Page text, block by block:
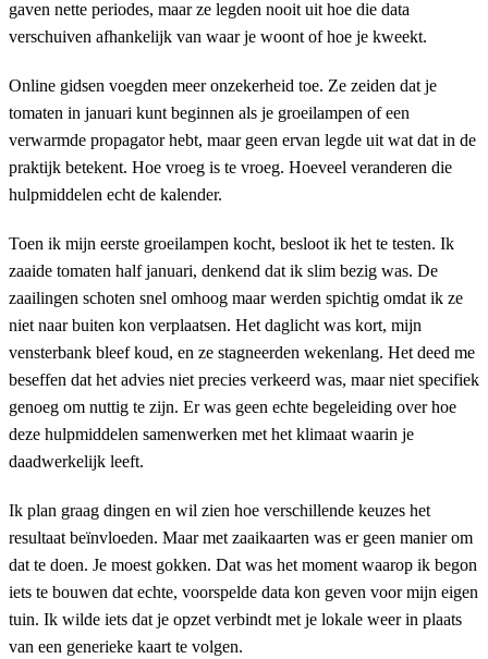
gaven nette periodes, maar ze legden nooit uit hoe die data
verschuiven afhankelijk van waar je woont of hoe je kweekt.
Online gidsen voegden meer onzekerheid toe. Ze zeiden dat je
tomaten in januari kunt beginnen als je groeilampen of een
verwarmde propagator hebt, maar geen ervan legde uit wat dat in de
praktijk betekent. Hoe vroeg is te vroeg. Hoeveel veranderen die
hulpmiddelen echt de kalender.
Toen ik mijn eerste groeilampen kocht, besloot ik het te testen. Ik
zaaide tomaten half januari, denkend dat ik slim bezig was. De
zaailingen schoten snel omhoog maar werden spichtig omdat ik ze
niet naar buiten kon verplaatsen. Het daglicht was kort, mijn
vensterbank bleef koud, en ze stagneerden wekenlang. Het deed me
beseffen dat het advies niet precies verkeerd was, maar niet specifiek
genoeg om nuttig te zijn. Er was geen echte begeleiding over hoe
deze hulpmiddelen samenwerken met het klimaat waarin je
daadwerkelijk leeft.
Ik plan graag dingen en wil zien hoe verschillende keuzes het
resultaat beïnvloeden. Maar met zaaikaarten was er geen manier om
dat te doen. Je moest gokken. Dat was het moment waarop ik begon
iets te bouwen dat echte, voorspelde data kon geven voor mijn eigen
tuin. Ik wilde iets dat je opzet verbindt met je lokale weer in plaats
van een generieke kaart te volgen.